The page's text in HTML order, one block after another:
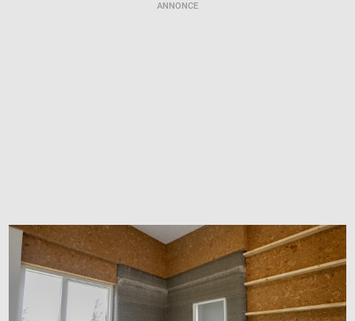
ANNONCE